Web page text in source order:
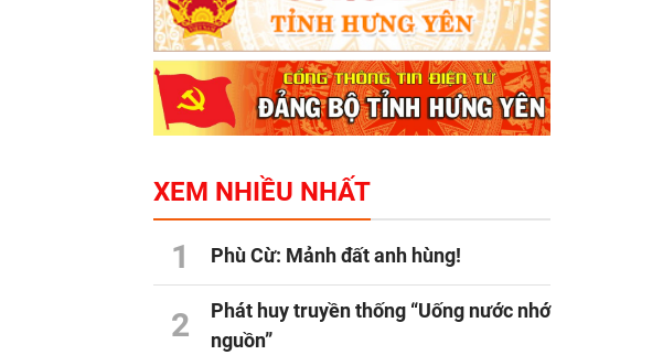
XEM NHIỀU NHẤT
1 Phù Cừ: Mảnh đất anh hùng!
2
Phát huy truyền thống “Uống nước nhớ
nguồn”